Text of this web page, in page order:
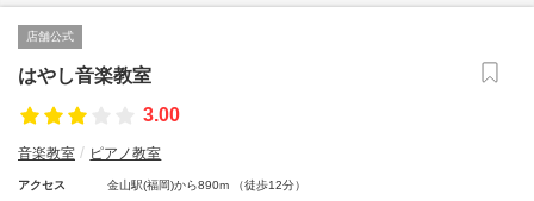
店舗公式
はやし音楽教室
3.00
音楽教室 ピアノ教室
アクセス 金山駅(福岡)から890m （徒歩12分）